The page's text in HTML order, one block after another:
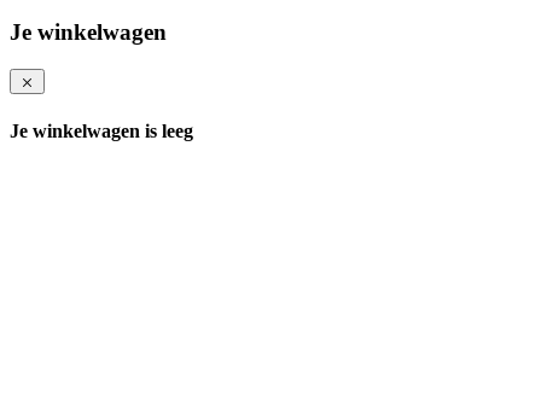
Je winkelwagen
Je winkelwagen is leeg